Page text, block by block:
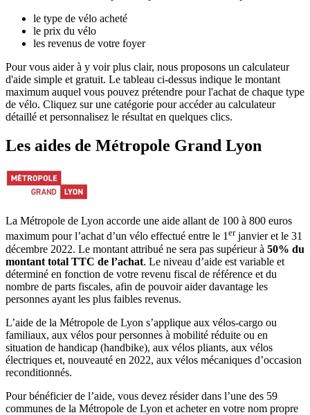
le type de vélo acheté
le prix du vélo
les revenus de votre foyer
Pour vous aider à y voir plus clair, nous proposons un calculateur
d'aide simple et gratuit. Le tableau ci-dessus indique le montant
maximum auquel vous pouvez prétendre pour l'achat de chaque type
de vélo. Cliquez sur une catégorie pour accéder au calculateur
détaillé et personnalisez le résultat en quelques clics.
Les aides de Métropole Grand Lyon
La Métropole de Lyon accorde une aide allant de 100 à 800 euros
maximum pour l’achat d’un vélo effectué entre le 1erjanvier et le 31
décembre 2022. Le montant attribué ne sera pas supérieur à 50% du
montant total TTC de l’achat. Le niveau d’aide est variable et
déterminé en fonction de votre revenu fiscal de référence et du
nombre de parts fiscales, afin de pouvoir aider davantage les
personnes ayant les plus faibles revenus.
L’aide de la Métropole de Lyon s’applique aux vélos-cargo ou
familiaux, aux vélos pour personnes à mobilité réduite ou en
situation de handicap (handbike), aux vélos pliants, aux vélos
électriques et, nouveauté en 2022, aux vélos mécaniques d’occasion
reconditionnés.
Pour bénéficier de l’aide, vous devez résider dans l’une des 59
communes de la Métropole de Lyon et acheter en votre nom propre